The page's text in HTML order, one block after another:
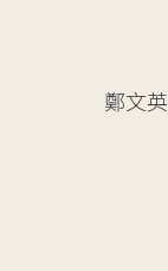
鄭文英